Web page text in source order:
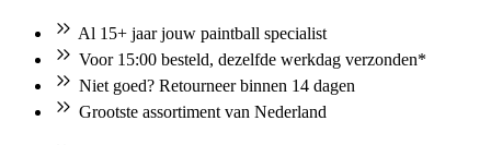
Al 15+ jaar jouw paintball specialist
Voor 15:00 besteld, dezelfde werkdag verzonden*
Niet goed? Retourneer binnen 14 dagen
Grootste assortiment van Nederland